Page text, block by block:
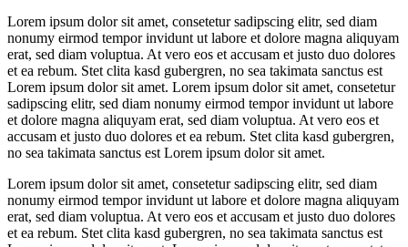
Lorem ipsum dolor sit amet, consetetur sadipscing elitr, sed diam
nonumy eirmod tempor invidunt ut labore et dolore magna aliquyam
erat, sed diam voluptua. At vero eos et accusam et justo duo dolores
et ea rebum. Stet clita kasd gubergren, no sea takimata sanctus est
Lorem ipsum dolor sit amet. Lorem ipsum dolor sit amet, consetetur
sadipscing elitr, sed diam nonumy eirmod tempor invidunt ut labore
et dolore magna aliquyam erat, sed diam voluptua. At vero eos et
accusam et justo duo dolores et ea rebum. Stet clita kasd gubergren,
no sea takimata sanctus est Lorem ipsum dolor sit amet.
Lorem ipsum dolor sit amet, consetetur sadipscing elitr, sed diam
nonumy eirmod tempor invidunt ut labore et dolore magna aliquyam
erat, sed diam voluptua. At vero eos et accusam et justo duo dolores
et ea rebum. Stet clita kasd gubergren, no sea takimata sanctus est